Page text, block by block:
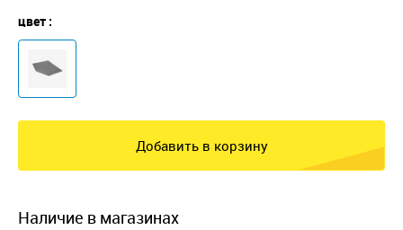
цвет :
Добавить в корзину
наличие в магазинах